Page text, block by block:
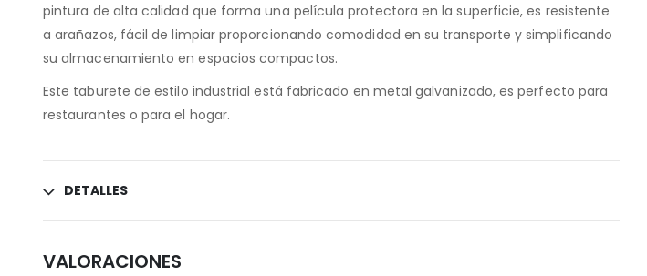
pintura de alta calidad que forma una película protectora en la superficie, es resistente
a arañazos, fácil de limpiar proporcionando comodidad en su transporte y simplificando
su almacenamiento en espacios compactos.
Este taburete de estilo industrial está fabricado en metal galvanizado, es perfecto para
restaurantes o para el hogar.
DETALLES
VALORACIONES